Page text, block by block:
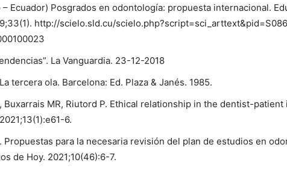
Ecuador) Posgrados en odontología: propuesta internacional.
http://scielo.sld.cu/
La Vanguardia. 23-12-2018
tercera ola. Barcelona: Ed. Plaza & Janés. 1985.
Buxarrais MR, Riutord P. Ethical relationship in the dentist-
6.
Propuestas para la necesaria revisión del plan de estudios en
de Hoy. 2021;10(46):6-7.